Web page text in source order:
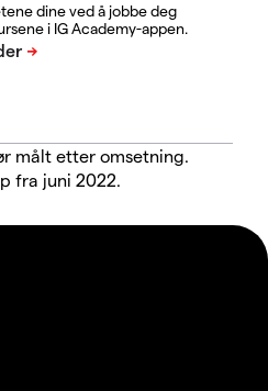
dine ved å jobbe deg
i IG Academy-appen.
målt etter omsetning.
fra juni 2022.